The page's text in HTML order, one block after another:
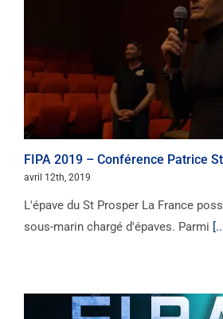
FIPA 2019 – Conférence Patrice
avril 12th, 2019
L'épave du St Prosper La France
sous-marin chargé d'épaves. Parmi